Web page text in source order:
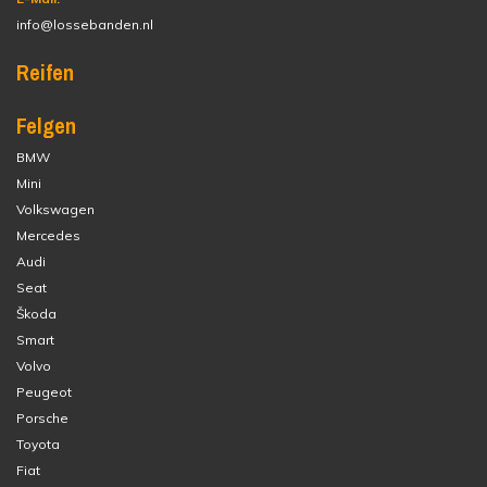
info@lossebanden.nl
Reifen
Felgen
BMW
Mini
Volkswagen
Mercedes
Audi
Seat
Škoda
Smart
Volvo
Peugeot
Porsche
Toyota
Fiat